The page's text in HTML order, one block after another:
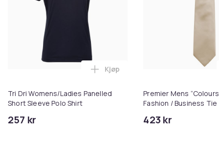
Tri Dri Womens/Ladies Panelled
Short Sleeve Polo Shirt
257 kr
Legg Tri Dri Womens/Ladies
Kjøp
Premier Mens
Fashion / Business
423 kr